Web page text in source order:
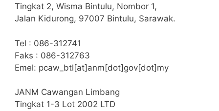
Tingkat 2, Wisma Bintulu, Nombor 1,
Jalan Kidurong, 97007 Bintulu, Sarawak.
Tel : 086-312741
Faks : 086-312763
Emel: pcaw_btl[at]anm[dot]gov[dot]my
JANM Cawangan Limbang
Tingkat 1-3 Lot 2002 LTD